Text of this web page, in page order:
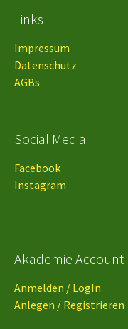
Links
Impressum
Datenschutz
AGBs
Social Media
Facebook
Instagram
Akademie Account
Anmelden / LogIn
Anlegen / Registrieren